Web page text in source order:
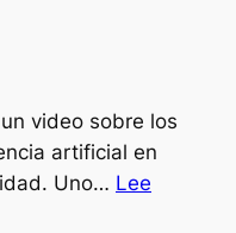
decidir
ir
al
video sobre los
artificial en
Uno… Lee